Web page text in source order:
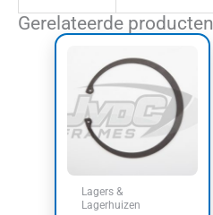
Gerelateerde producten
Lagers &
Lagerhuizen